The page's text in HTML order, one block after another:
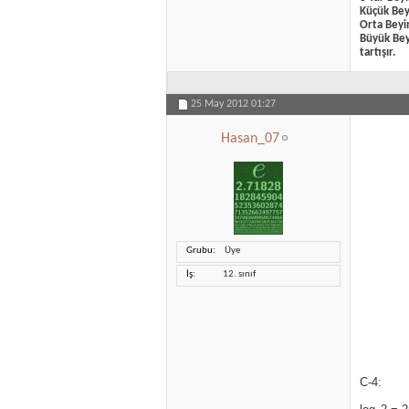
Küçük
Orta
Büyük
tartışır.
25 May 2012 01:27
Hasan_07
Grubu Üye
İş 12. sınıf
C-4: